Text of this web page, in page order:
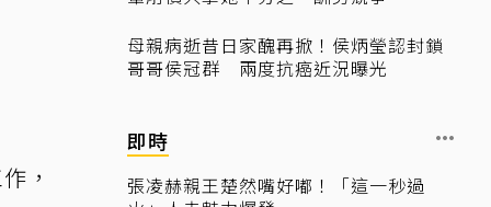
，
母親病逝昔日家醜再掀！侯炳瑩認封鎖
哥哥侯冠群 兩度抗癌近況曝光
即時
張凌赫親王楚然嘴好嘟！「這一秒過